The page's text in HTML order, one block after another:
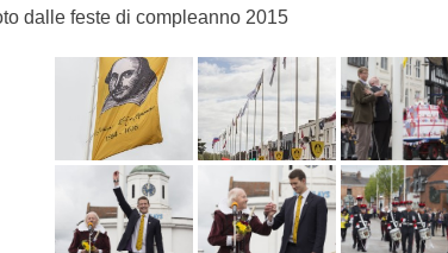
dalle feste di compleanno 2015